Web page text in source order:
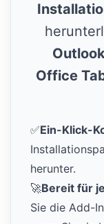
Office
✅Ein-Klick-
herunter.
🚀Bereit für
Sie die Add-